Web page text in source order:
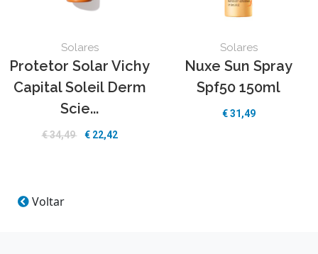
Solares
Protetor Solar Vichy
Capital Soleil Derm
Scie...
€34,49 € 22,42
Solares
Nuxe Sun Spray
Spf50 150ml
€31,49
Voltar